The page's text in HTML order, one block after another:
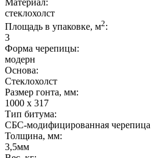
Материал:
стеклохолст
Площадь в упаковке, м2:
3
Форма черепицы:
модерн
Основа:
Стеклохолст
Размер гонта, мм:
1000 х 317
Тип битума:
СБС-модифицированная черепица
Толщина, мм:
3,5мм